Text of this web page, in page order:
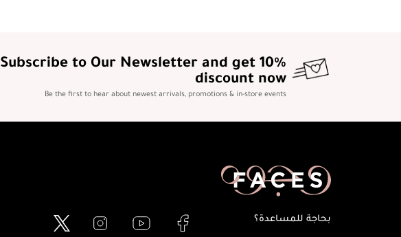
Subscribe to Our Newsletter and get 10%
discount now
Be the first to hear about newest arrivals, promotions & in-store events
بحاجة للمساعدة؟